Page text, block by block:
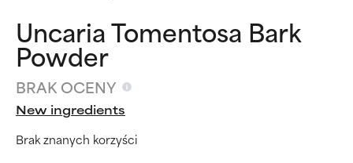
Uncaria Tomentosa Bark
Powder
BRAK OCENY
New ingredients
Brak znanych korzyści